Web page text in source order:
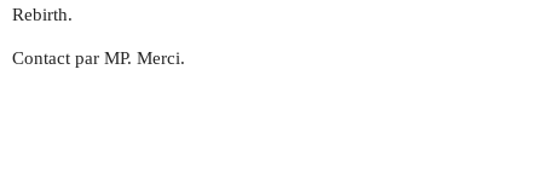
Rebirth.
Contact par MP. Merci.